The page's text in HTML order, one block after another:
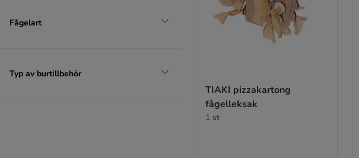
Fågelart
Typ av burtillbehör
TIAKI pizzakartong
fågelleksak
1 st